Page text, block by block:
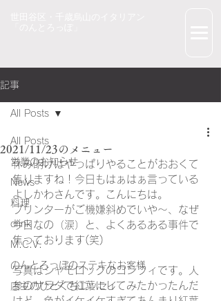
記事
All Posts
営業のお知らせ
News
料理
drink
M.C.V.
のんとろっぽのステキなお客様
店主のひとくちエッセイ
All Posts
2021/11/23のメニュー
休み明けはやっぱりやることがおおくて
焦りますね！今日もはぁはぁ言っている
よしかわさんです。こんにちは。
プリンターがご機嫌斜めでいや～、なぜ
今日なの（涙）と、よくあるある事件で
焦っております(笑)
写真はシャモロックのコンフィです。人
参のサラダで紅葉にしてみたかったんだ